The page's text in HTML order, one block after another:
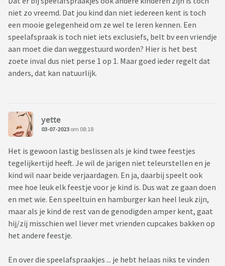
niet zo vreemd. Dat jou kind dan niet iedereen kent is toch
een mooie gelegenheid om ze wel te leren kennen. Een
speelafspraak is toch niet iets exclusiefs, belt bv een vriendje
aan moet die dan weggestuurd worden? Hier is het best
zoete inval dus niet perse 1 op 1. Maar goed ieder regelt dat
anders, dat kan natuurlijk.
yette
03-07-2023 om 08:18
Het is gewoon lastig beslissen als je kind twee feestjes
tegelijkertijd heeft. Je wil de jarigen niet teleurstellen en je
kind wil naar beide verjaardagen. En ja, daarbij speelt ook
mee hoe leuk elk feestje voor je kind is. Dus wat ze gaan doen
en met wie. Een speeltuin en hamburger kan heel leuk zijn,
maar als je kind de rest van de genodigden amper kent, gaat
hij/zij misschien wel liever met vrienden cupcakes bakken op
het andere feestje.
En over die speelafspraakjes ... je hebt helaas niks te vinden